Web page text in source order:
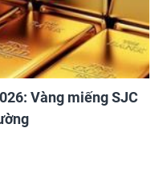
Vàng miếng SJC